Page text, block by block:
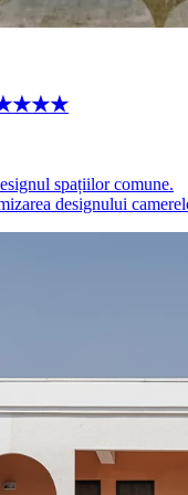
★★★★
spațiilor comune.
designului